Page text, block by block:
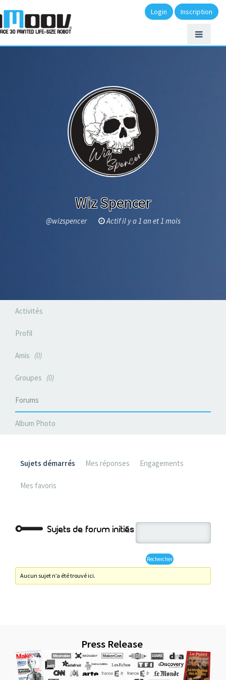
Login Inscription
Wiz Spencer
@wizspencer Actif il y a 1 an et 1 mois
Activités
Profil
Amis 0
Groupes 0
Forums
Album Photo
Sujets démarrés Mes réponses Engagements
Mes favoris
Sujets de forum initiés
Aucun sujet n’a été trouvé ici.
Press Release